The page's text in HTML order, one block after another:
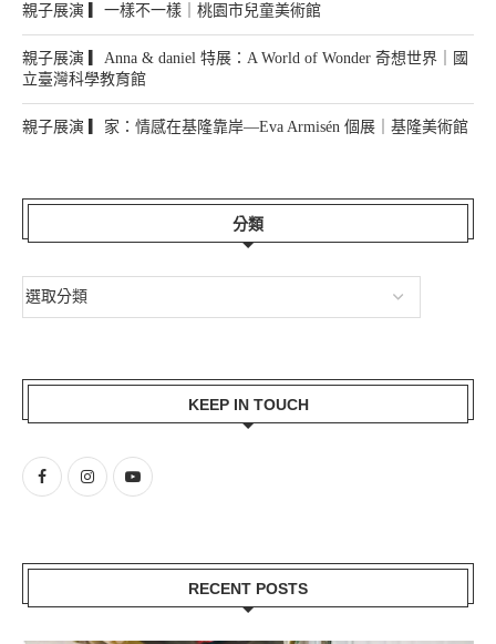
親子展演 ▎一樣不一樣｜桃園市兒童美術館
親子展演 ▎Anna & daniel 特展：A World of Wonder 奇想世界｜國
立臺灣科學教育館
親子展演 ▎家：情感在基隆靠岸—Eva Armisén 個展｜基隆美術館
分類
KEEP IN TOUCH
RECENT POSTS